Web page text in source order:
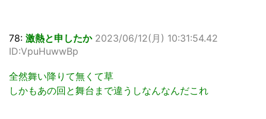
78: 激熱と申したか 2023/06/12(月) 10:31:54.42
ID:VpuHuwwBp
全然舞い降りて無くて草
しかもあの回と舞台まで違うしなんなんだこれ